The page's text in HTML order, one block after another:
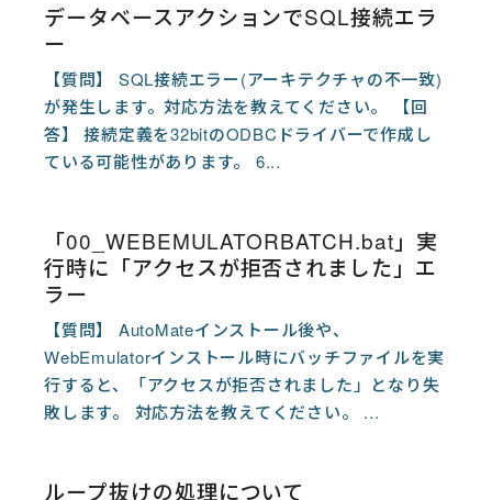
データベースアクションでSQL接続エラ
ー
【質問】 SQL接続エラー(アーキテクチャの不一致)
が発生します。対応方法を教えてください。 【回
答】 接続定義を32bitのODBCドライバーで作成し
ている可能性があります。 6...
「00_WEBEMULATORBATCH.bat」実
行時に「アクセスが拒否されました」エ
ラー
【質問】 AutoMateインストール後や、
WebEmulatorインストール時にバッチファイルを実
行すると、「アクセスが拒否されました」となり失
敗します。 対応方法を教えてください。 ...
ループ抜けの処理について